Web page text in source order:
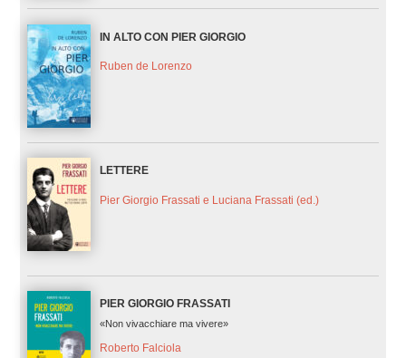
IN ALTO CON PIER GIORGIO
Ruben de Lorenzo
LETTERE
Pier Giorgio Frassati e Luciana Frassati (ed.)
PIER GIORGIO FRASSATI
«Non vivacchiare ma vivere»
Roberto Falciola